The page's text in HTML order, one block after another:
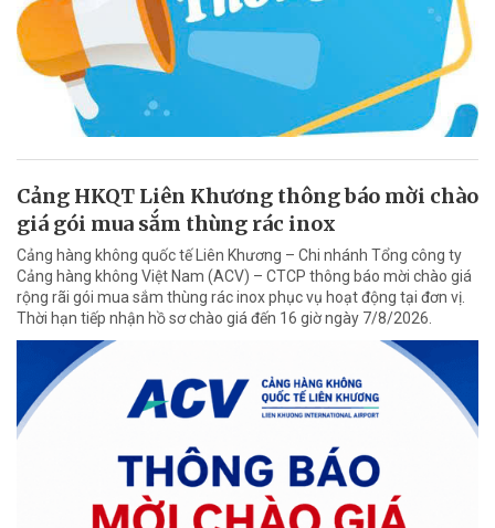
Cảng HKQT Liên Khương thông báo mời chào
giá gói mua sắm thùng rác inox
Cảng hàng không quốc tế Liên Khương – Chi nhánh Tổng công ty
Cảng hàng không Việt Nam (ACV) – CTCP thông báo mời chào giá
rộng rãi gói mua sắm thùng rác inox phục vụ hoạt động tại đơn vị.
Thời hạn tiếp nhận hồ sơ chào giá đến 16 giờ ngày 7/8/2026.